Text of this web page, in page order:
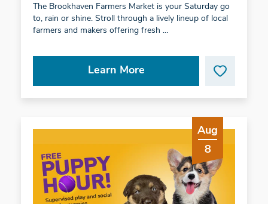
The Brookhaven Farmers Market is your Saturday go
to, rain or shine. Stroll through a lively lineup of local
farmers and makers offering fresh …
Learn More
Aug
8